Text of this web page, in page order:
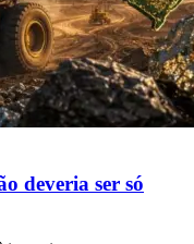
deveria ser só